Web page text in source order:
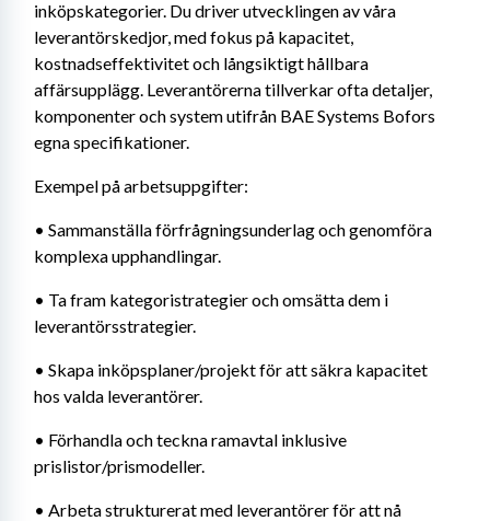
inköpskategorier. Du driver utvecklingen av våra
leverantörskedjor, med fokus på kapacitet,
kostnadseffektivitet och långsiktigt hållbara
affärsupplägg. Leverantörerna tillverkar ofta detaljer,
komponenter och system utifrån BAE Systems Bofors
egna specifikationer.
Exempel på arbetsuppgifter:
• Sammanställa förfrågningsunderlag och genomföra
komplexa upphandlingar.
• Ta fram kategoristrategier och omsätta dem i
leverantörsstrategier.
• Skapa inköpsplaner/projekt för att säkra kapacitet
hos valda leverantörer.
• Förhandla och teckna ramavtal inklusive
prislistor/prismodeller.
• Arbeta strukturerat med leverantörer för att nå